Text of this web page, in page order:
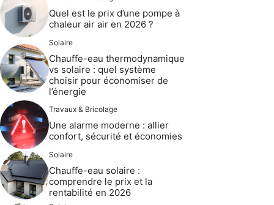
Quel est le prix d’une pompe à
chaleur air air en 2026 ?
Solaire
Chauffe-eau thermodynamique
vs solaire : quel système
choisir pour économiser de
l’énergie
Travaux & Bricolage
Une alarme moderne : allier
confort, sécurité et économies
Solaire
Chauffe-eau solaire :
comprendre le prix et la
rentabilité en 2026